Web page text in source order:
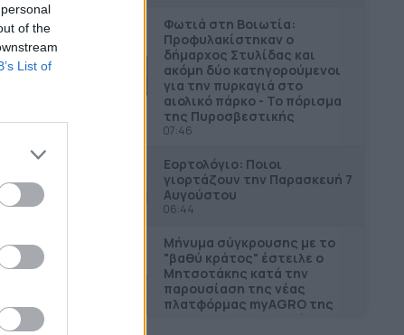
of the
List of
Φωτιά στη Βοιωτία:
Προφυλακίστηκαν ο
δήμαρχος Στυλίδας και
ακόμη δύο κατηγορούμενοι
για την πυρκαγιά στο
αιολικό πάρκο - Το πόρισμα
της Πυροσβεστικής
07:46
Εορτολόγιο: Ποιοι
γιορτάζουν την Παρασκευή 7
Αυγούστου
06:44
Μήνυμα σύγκρουσης με το
"βαθύ κράτος" έστειλε ο
Μητσοτάκης κατά την
παρουσίαση της νέας
πλατφόρμας myAGRO της
ΑΑΔΕ για τις αγροτικές